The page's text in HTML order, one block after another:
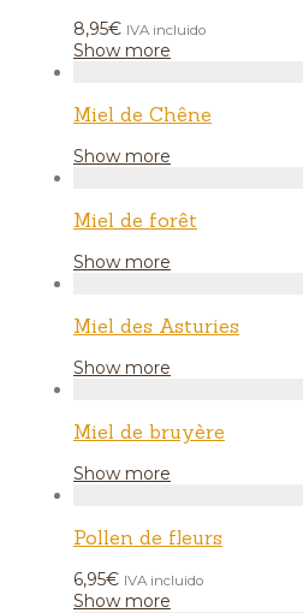
8,95€ IVA incluido
Show more
Miel de Chêne
Show more
Miel de forêt
Show more
Miel des Asturies
Show more
Miel de bruyère
Show more
Pollen de fleurs
6,95€ IVA incluido
Show more